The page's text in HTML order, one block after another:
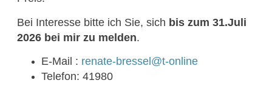
Bei Interesse bitte ich Sie, sich bis zum 31.Juli
2026 bei mir zu melden.
E-Mail : renate-bressel@t-online
Telefon: 41980